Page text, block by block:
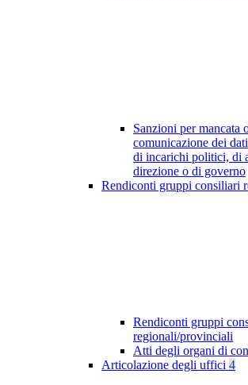
Sanzioni per mancata
comunicazione dei
di incarichi politici, di
direzione o di governo
Rendiconti gruppi consiliari
Rendiconti gruppi
regionali/provinciali
Atti degli organi di
Articolazione degli uffici 4